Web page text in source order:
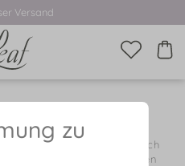
Versand
ist das einzige, das sich
Mit unseren Gutscheinen
zu